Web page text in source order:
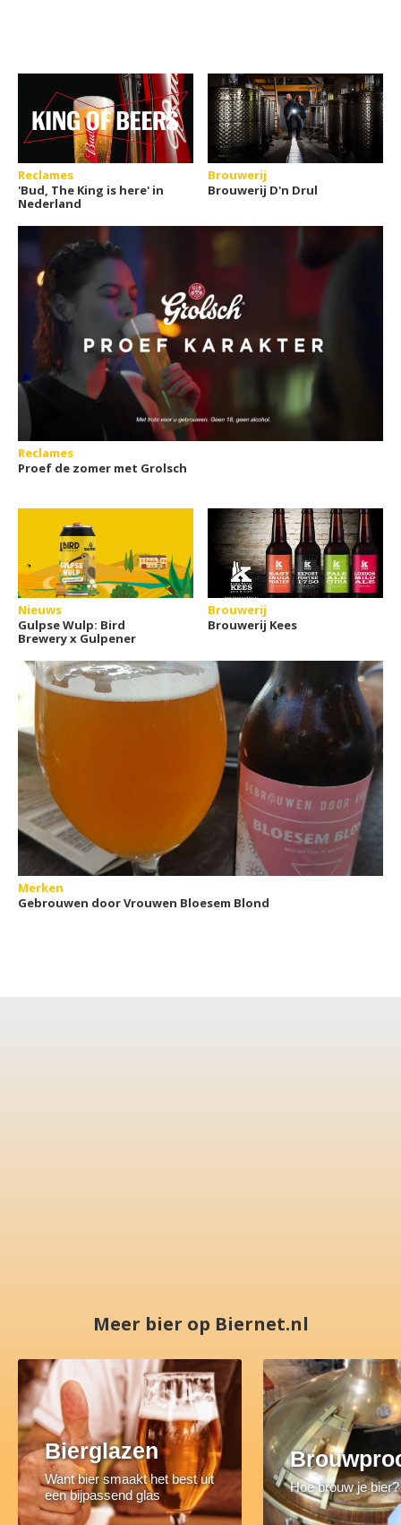
Reclames
'Bud, The King is here' in
Nederland
Brouwerij
Brouwerij D'n Drul
Reclames
Proef de zomer met Grolsch
Nieuws
Gulpse Wulp: Bird
Brewery x Gulpener
Brouwerij
Brouwerij Kees
Merken
Gebrouwen door Vrouwen Bloesem Blond
Meer bier op Biernet.nl
Bierglazen
Want bier smaakt het best uit
een bijpassend glas
Hoe brouw je bier?